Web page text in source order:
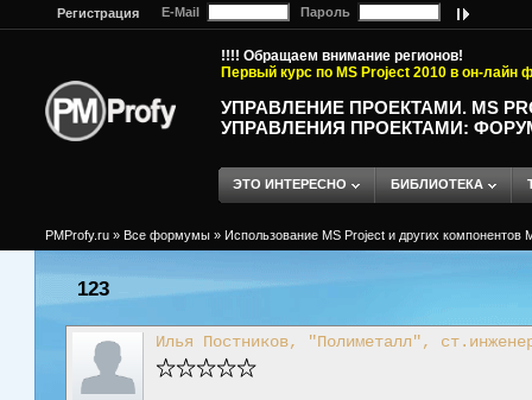
Регистрация E-Mail Пароль
!!!! Обращаем внимание регионов!
Первый курс по MS Project 2010 в он-лайн
УПРАВЛЕНИЕ ПРОЕКТАМИ. MS
УПРАВЛЕНИЯ ПРОЕКТАМИ:
ЭТО ИНТЕРЕСНО БИБЛИОТЕКА
PMProfy.ru » Все формумы » Использование MS Project и других компонентов
123
Илья Постников, "Полиметалл",